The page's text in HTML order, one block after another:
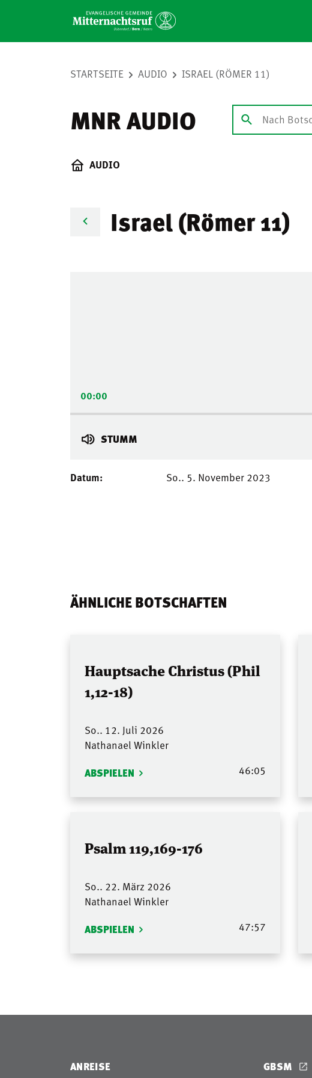
STARTSEITE AUDIO ISRAEL (RÖMER 11)
MNR AUDIO
AUDIO
Israel (Römer 11)
00:00
STUMM
Datum: So.. 5. November 2023
ÄHNLICHE BOTSCHAFTEN
Hauptsache Christus (Phil
1,12-18)
So.. 12. Juli 2026
Nathanael Winkler
ABSPIELEN 46:05
Psalm 119,169-176
So.. 22. März 2026
Nathanael Winkler
ABSPIELEN 47:57
ANREISE GBSM